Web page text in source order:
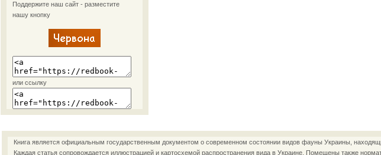
Поддержите наш сайт - разместите
нашу кнопку
или ссылку
Книга является официальным государственным документом о современном состоянии видов фауны Украины,
Каждая статья сопровождается иллюстрацией и картосхемой распространения вида в Украине. Помещены также